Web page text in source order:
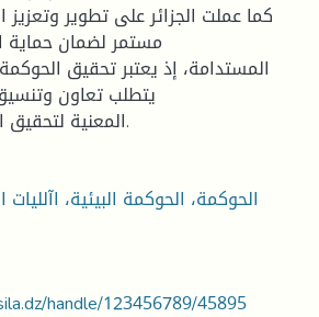
كما عملت الجزائر على تطوير
مستمر لضمان حماية
المستدامة، إذ يعتبر تحقيق
يتطلب تعاون
المعنية لتحقيق النجاح في هذا المجال.
الحوكمة، الحوكمة البيئية،
handle/123456789/45895